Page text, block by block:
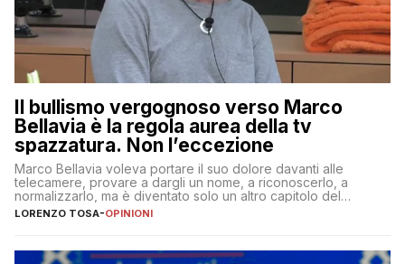
Il bullismo vergognoso verso Marco
Bellavia è la regola aurea della tv
spazzatura. Non l’eccezione
Marco Bellavia voleva portare il suo dolore davanti alle
telecamere, provare a dargli un nome, a riconoscerlo, a
normalizzarlo, ma è diventato solo un altro capitolo del
copione
LORENZO TOSA-OPINIONI